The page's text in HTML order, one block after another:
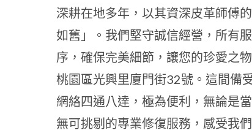
深耕在地多年，以其資深皮革師傅
如舊」。我們堅守誠信經營，所有
序，確保完美細節，讓您的珍愛之
桃園區光興里廈門街32號。這間備
網絡四通八達，極為便利，無論是
無可挑剔的專業修復服務，感受我